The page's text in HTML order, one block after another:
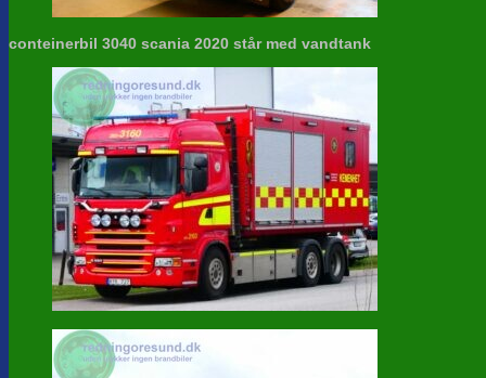
conteinerbil 3040 scania 2020 står med vandtank